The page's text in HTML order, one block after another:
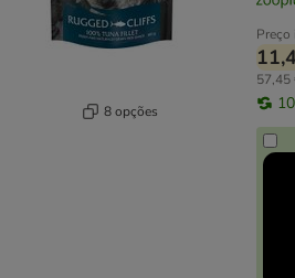
8 opções
57,45